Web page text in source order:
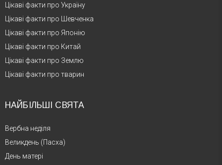
Цікаві факти про Україну
Цікаві факти про Шевченка
Цікаві факти про Японію
Цікаві факти про Китай
Цікаві факти про Землю
Цікаві факти про тварин
НАЙБІЛЬШІ СВЯТА
Вербна неділя
Великдень (Пасха)
День матері